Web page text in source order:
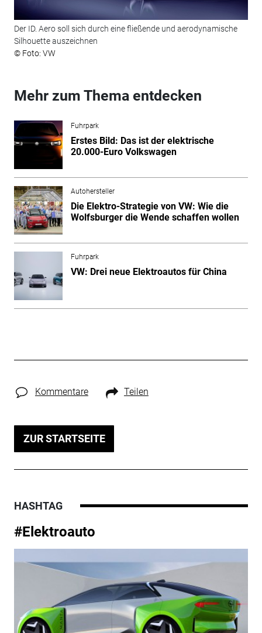
Der ID. Aero soll sich durch eine fließende und aerodynamische
Silhouette auszeichnen
© Foto: VW
Mehr zum Thema entdecken
Fuhrpark
Erstes Bild: Das ist der elektrische
20.000-Euro Volkswagen
Autohersteller
Die Elektro-Strategie von VW: Wie die
Wolfsburger die Wende schaffen wollen
Fuhrpark
VW: Drei neue Elektroautos für China
Kommentare Teilen
ZUR STARTSEITE
HASHTAG
#Elektroauto